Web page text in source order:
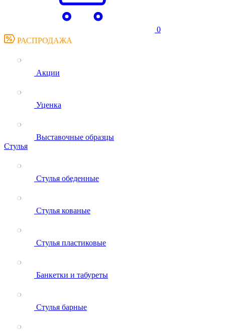
0
РАСПРОДАЖА
Акции
Уценка
Выставочные образцы
Стулья
Стулья обеденные
Стулья кованые
Стулья пластиковые
Банкетки и табуреты
Стулья барные